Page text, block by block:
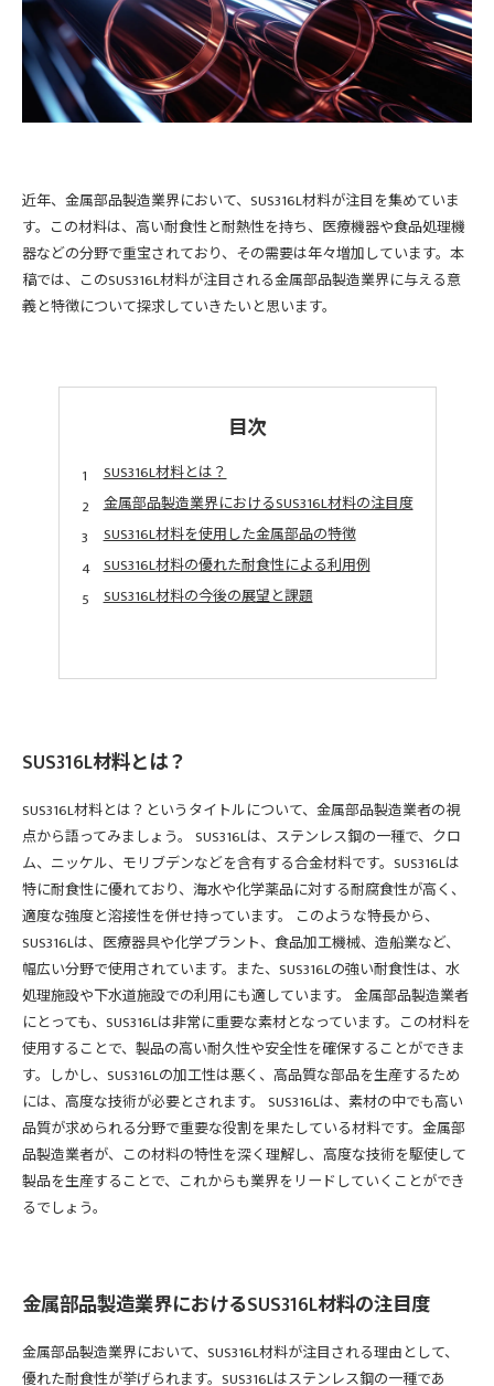
近年、金属部品製造業界において、SUS316L材料が注目を集めていま
す。この材料は、高い耐食性と耐熱性を持ち、医療機器や食品処理機
器などの分野で重宝されており、その需要は年々増加しています。本
稿では、このSUS316L材料が注目される金属部品製造業界に与える意
義と特徴について探求していきたいと思います。
目次
SUS316L材料とは？
金属部品製造業界におけるSUS316L材料の注目度
SUS316L材料を使用した金属部品の特徴
SUS316L材料の優れた耐食性による利用例
SUS316L材料の今後の展望と課題
SUS316L材料とは？
SUS316L材料とは？というタイトルについて、金属部品製造業者の視
点から語ってみましょう。 SUS316Lは、ステンレス鋼の一種で、クロ
ム、ニッケル、モリブデンなどを含有する合金材料です。SUS316Lは
特に耐食性に優れており、海水や化学薬品に対する耐腐食性が高く、
適度な強度と溶接性を併せ持っています。 このような特長から、
SUS316Lは、医療器具や化学プラント、食品加工機械、造船業など、
幅広い分野で使用されています。また、SUS316Lの強い耐食性は、水
処理施設や下水道施設での利用にも適しています。 金属部品製造業者
にとっても、SUS316Lは非常に重要な素材となっています。この材料を
使用することで、製品の高い耐久性や安全性を確保することができま
す。しかし、SUS316Lの加工性は悪く、高品質な部品を生産するため
には、高度な技術が必要とされます。 SUS316Lは、素材の中でも高い
品質が求められる分野で重要な役割を果たしている材料です。金属部
品製造業者が、この材料の特性を深く理解し、高度な技術を駆使して
製品を生産することで、これからも業界をリードしていくことができ
るでしょう。
金属部品製造業界におけるSUS316L材料の注目度
金属部品製造業界において、SUS316L材料が注目される理由として、
優れた耐食性が挙げられます。SUS316Lはステンレス鋼の一種であ